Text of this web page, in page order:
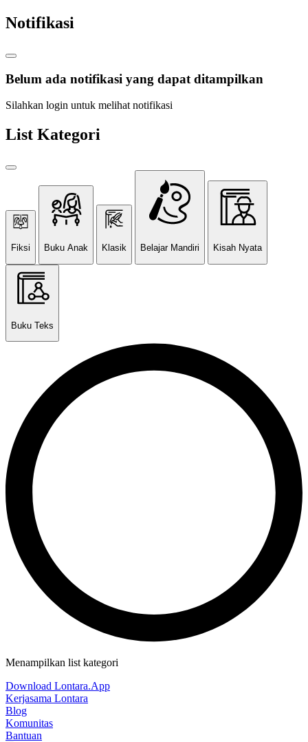
Notifikasi
Belum ada notifikasi yang dapat ditampilkan
Silahkan login untuk melihat notifikasi
List Kategori
Fiksi Buku Anak Klasik Belajar Mandiri Kisah Nyata
Buku Teks
Menampilkan list kategori
Download Lontara.App
Kerjasama Lontara
Blog
Komunitas
Bantuan